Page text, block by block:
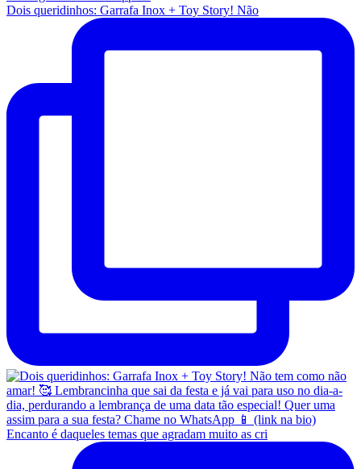
Dois queridinhos: Garrafa Inox + Toy Story! Não
Encanto é daqueles temas que agradam muito as cri